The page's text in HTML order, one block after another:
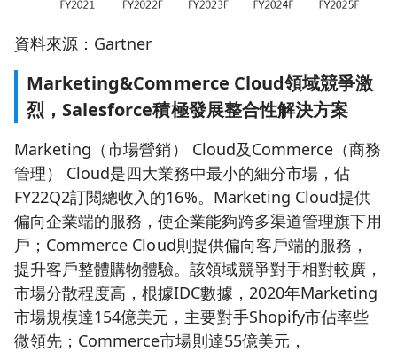
資料來源：Gartner
Marketing&Commerce Cloud領域競爭激
烈，Salesforce積極發展整合性解決方案
Marketing（市場營銷） Cloud及Commerce（商務
管理） Cloud是四大業務中最小的細分市場，佔
FY22Q2訂閱總收入的16%。Marketing Cloud提供
偏向企業端的服務，使企業能夠跨多渠道管理旗下用
戶；Commerce Cloud則提供偏向客戶端的服務，
提升客戶整體購物體驗。該領域競爭對手相對較廣，
市場分散程度高，根據IDC數據，2020年Marketing
市場規模達154億美元，主要對手Shopify市佔率些
微領先；Commerce市場則達55億美元，